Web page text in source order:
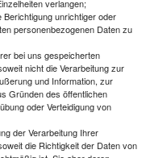
verlangen;
unrichtiger oder
personenbezogenen Daten zu
bei uns gespeicherten
nicht die Verarbeitung zur
und Information, zur
Gründen des öffentlichen
oder Verteidigung von
der Verarbeitung Ihrer
die Richtigkeit der Daten von